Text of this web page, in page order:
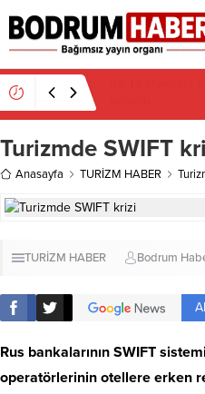
Turizmde SWIFT
Anasayfa TURİZM HABER
TURİZM HABER Bodrum
Rus bankalarının SWIFT
operatörlerinin otellere erken